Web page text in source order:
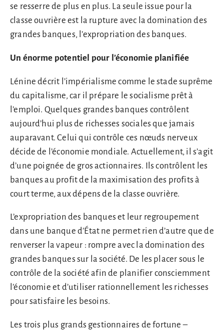
se resserre de plus en plus. La seule issue pour la
classe ouvrière est la rupture avec la domination des
grandes banques, l’expropriation des banques.
Un énorme potentiel pour l’économie planifiée
Lénine décrit l’impérialisme comme le stade suprême
du capitalisme, car il prépare le socialisme prêt à
l’emploi. Quelques grandes banques contrôlent
aujourd’hui plus de richesses sociales que jamais
auparavant. Celui qui contrôle ces nœuds nerveux
décide de l’économie mondiale. Actuellement, il s’agit
d’une poignée de gros actionnaires. Ils contrôlent les
banques au profit de la maximisation des profits à
court terme, aux dépens de la classe ouvrière.
L’expropriation des banques et leur regroupement
dans une banque d’État ne permet rien d’autre que de
renverser la vapeur : rompre avec la domination des
grandes banques sur la société. De les placer sous le
contrôle de la société afin de planifier consciemment
l’économie et d’utiliser rationnellement les richesses
pour satisfaire les besoins.
Les trois plus grands gestionnaires de fortune –